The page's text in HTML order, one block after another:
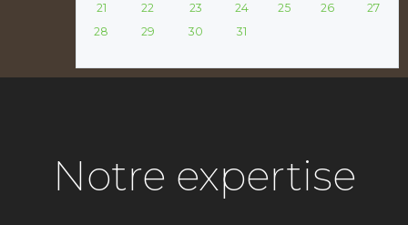
21
22 23 24 25 26
27
28
29 30 31
Notre expertise